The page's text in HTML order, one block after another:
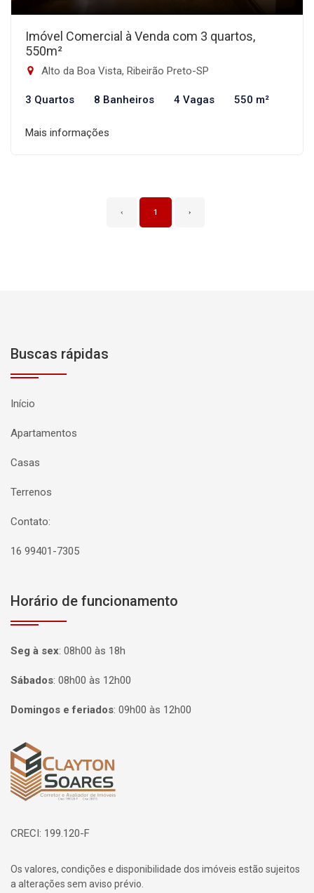
Imóvel Comercial à Venda com 3 quartos,
550m²
Alto da Boa Vista, Ribeirão Preto-SP
3 Quartos 8 Banheiros 4 Vagas 550 m²
Mais informações
‹ 1 ›
Buscas rápidas
Início
Apartamentos
Casas
Terrenos
Contato:
16 99401-7305
Horário de funcionamento
Seg à sex: 08h00 às 18h
Sábados: 08h00 às 12h00
Domingos e feriados: 09h00 às 12h00
Página inicial
CRECI: 199.120-F
Os valores, condições e disponibilidade dos imóveis estão sujeitos
a alterações sem aviso prévio.